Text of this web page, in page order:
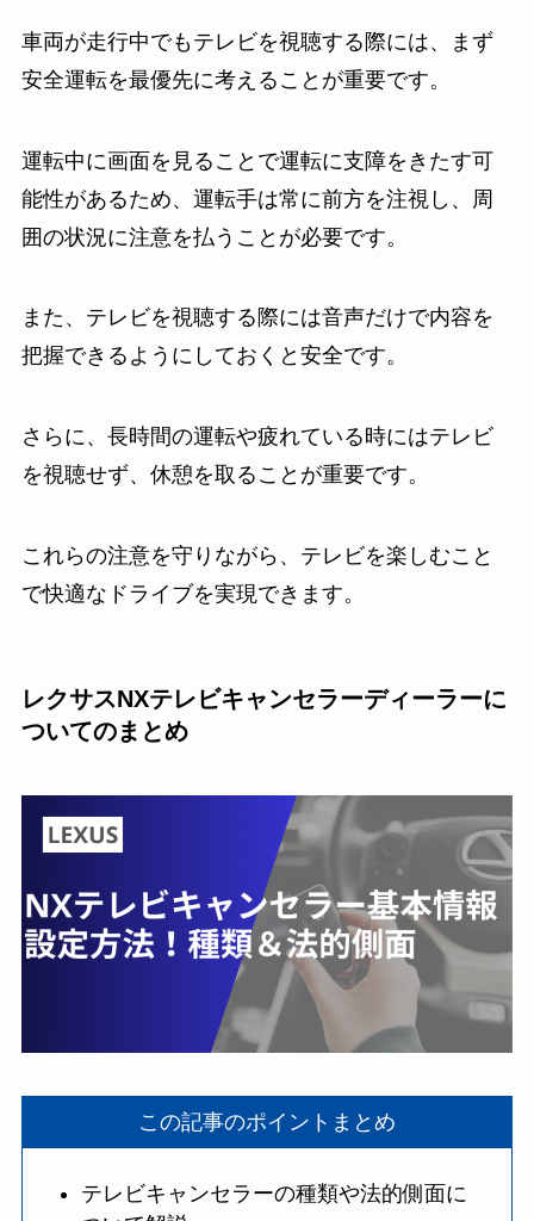
車両が走行中でもテレビを視聴する際には、まず
安全運転を最優先に考えることが重要です。
運転中に画面を見ることで運転に支障をきたす可
能性があるため、運転手は常に前方を注視し、周
囲の状況に注意を払うことが必要です。
また、テレビを視聴する際には音声だけで内容を
把握できるようにしておくと安全です。
さらに、長時間の運転や疲れている時にはテレビ
を視聴せず、休憩を取ることが重要です。
これらの注意を守りながら、テレビを楽しむこと
で快適なドライブを実現できます。
レクサスNXテレビキャンセラーディーラーに
ついてのまとめ
この記事のポイントまとめ
テレビキャンセラーの種類や法的側面に